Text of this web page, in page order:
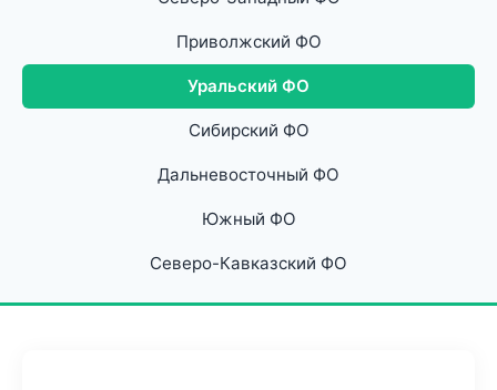
Приволжский ФО
Уральский ФО
Сибирский ФО
Дальневосточный ФО
Южный ФО
Северо-Кавказский ФО